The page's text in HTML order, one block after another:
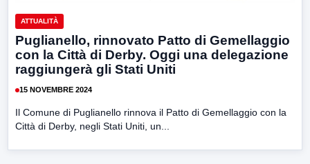
ATTUALITÀ
Puglianello, rinnovato Patto di Gemellaggio
con la Città di Derby. Oggi una delegazione
raggiungerà gli Stati Uniti
15 NOVEMBRE 2024
Il Comune di Puglianello rinnova il Patto di Gemellaggio con la
Città di Derby, negli Stati Uniti, un...